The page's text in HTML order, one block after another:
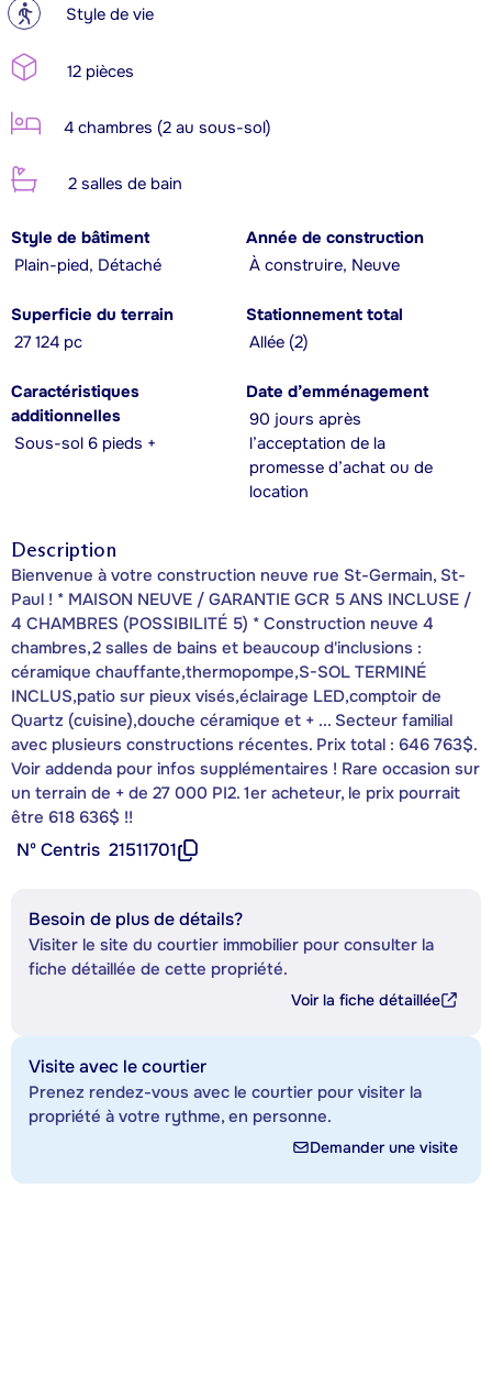
? Style de vie
12 pièces
4 chambres (2 au sous-sol)
2 salles de bain
Style de bâtiment
Plain-pied, Détaché
Année de construction
À construire, Neuve
Superficie du terrain
27 124 pc
Stationnement total
Allée (2)
Caractéristiques
additionnelles
Sous-sol 6 pieds +
Date d’emménagement
90 jours après
l’acceptation de la
promesse d’achat ou de
location
Description
Bienvenue à votre construction neuve rue St-Germain, St-
Paul ! * MAISON NEUVE / GARANTIE GCR 5 ANS INCLUSE /
4 CHAMBRES (POSSIBILITÉ 5) * Construction neuve 4
chambres,2 salles de bains et beaucoup d'inclusions :
céramique chauffante,thermopompe,S-SOL TERMINÉ
INCLUS,patio sur pieux visés,éclairage LED,comptoir de
Quartz (cuisine),douche céramique et + ... Secteur familial
avec plusieurs constructions récentes. Prix total : 646 763$.
Voir addenda pour infos supplémentaires ! Rare occasion sur
un terrain de + de 27 000 PI2. 1er acheteur, le prix pourrait
être 618 636$ !!
Nº Centris 21511701
Besoin de plus de détails?
Visiter le site du courtier immobilier pour consulter la
fiche détaillée de cette propriété.
Voir la fiche détaillée
Visite avec le courtier
Prenez rendez-vous avec le courtier pour visiter la
propriété à votre rythme, en personne.
Demander une visite